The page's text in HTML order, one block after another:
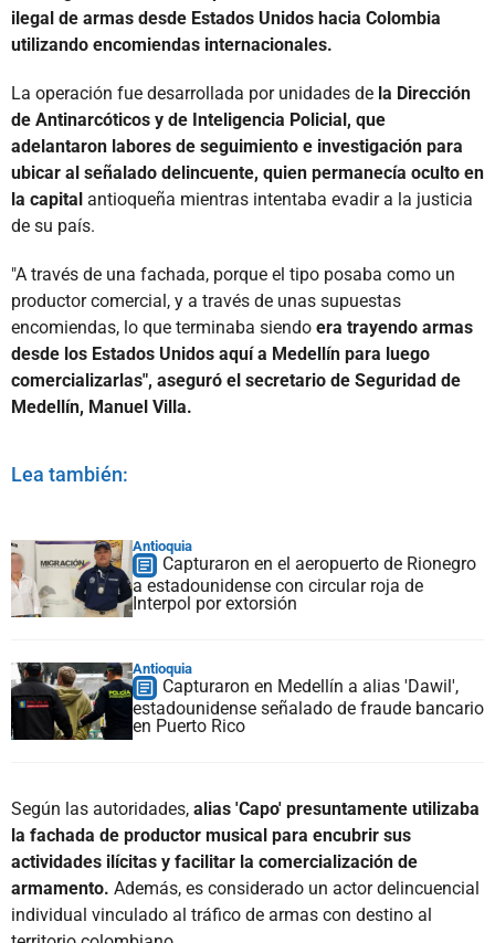
ilegal de armas desde Estados Unidos hacia Colombia
utilizando encomiendas internacionales.
La operación fue desarrollada por unidades de la Dirección
de Antinarcóticos y de Inteligencia Policial, que
adelantaron labores de seguimiento e investigación para
ubicar al señalado delincuente, quien permanecía oculto en
la capital antioqueña mientras intentaba evadir a la justicia
de su país.
"A través de una fachada, porque el tipo posaba como un
productor comercial, y a través de unas supuestas
encomiendas, lo que terminaba siendo era trayendo armas
desde los Estados Unidos aquí a Medellín para luego
comercializarlas", aseguró el secretario de Seguridad de
Medellín, Manuel Villa.
Lea también:
Antioquia
Capturaron en el aeropuerto de Rionegro
a estadounidense con circular roja de
Interpol por extorsión
Antioquia
Capturaron en Medellín a alias 'Dawil',
estadounidense señalado de fraude bancario
en Puerto Rico
Según las autoridades, alias 'Capo' presuntamente utilizaba
la fachada de productor musical para encubrir sus
actividades ilícitas y facilitar la comercialización de
armamento. Además, es considerado un actor delincuencial
individual vinculado al tráfico de armas con destino al